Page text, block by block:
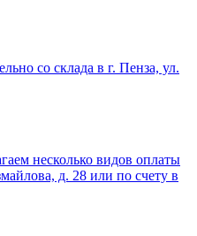
со склада в г. Пенза, ул.
несколько видов оплаты
д. 28 или по счету в